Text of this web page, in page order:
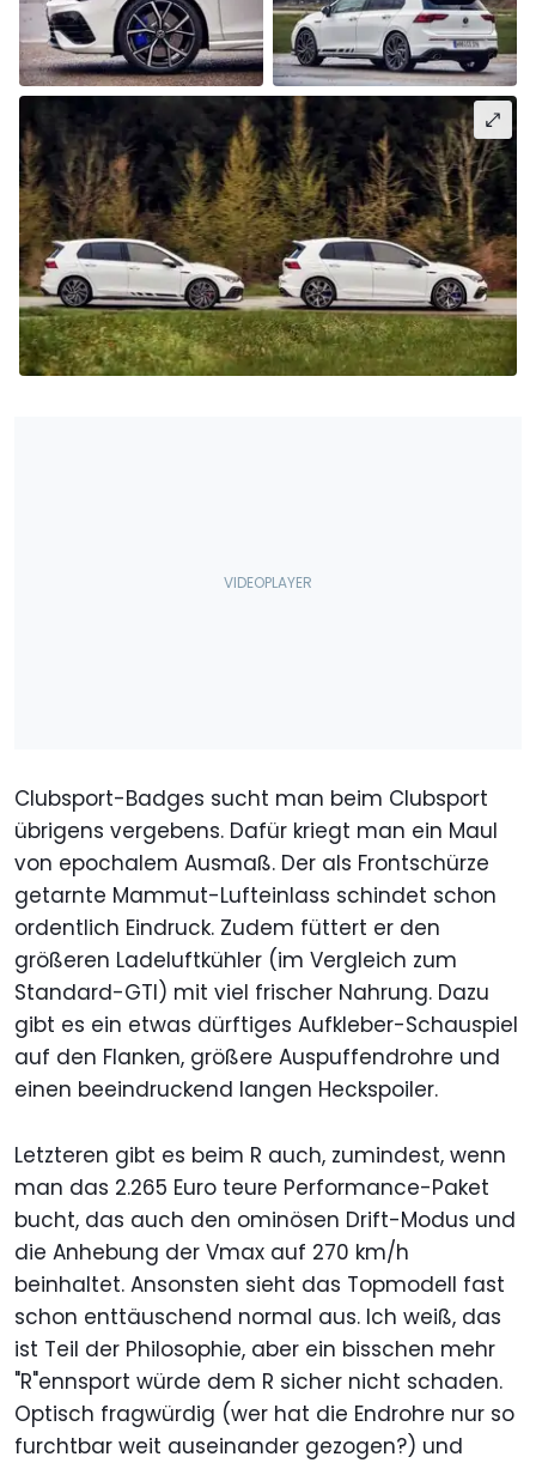
Clubsport-Badges sucht man beim Clubsport
übrigens vergebens. Dafür kriegt man ein Maul
von epochalem Ausmaß. Der als Frontschürze
getarnte Mammut-Lufteinlass schindet schon
ordentlich Eindruck. Zudem füttert er den
größeren Ladeluftkühler (im Vergleich zum
Standard-GTI) mit viel frischer Nahrung. Dazu
gibt es ein etwas dürftiges Aufkleber-Schauspiel
auf den Flanken, größere Auspuffendrohre und
einen beeindruckend langen Heckspoiler.
Letzteren gibt es beim R auch, zumindest, wenn
man das 2.265 Euro teure Performance-Paket
bucht, das auch den ominösen Drift-Modus und
die Anhebung der Vmax auf 270 km/h
beinhaltet. Ansonsten sieht das Topmodell fast
schon enttäuschend normal aus. Ich weiß, das
ist Teil der Philosophie, aber ein bisschen mehr
"R"ennsport würde dem R sicher nicht schaden.
Optisch fragwürdig (wer hat die Endrohre nur so
furchtbar weit auseinander gezogen?) und